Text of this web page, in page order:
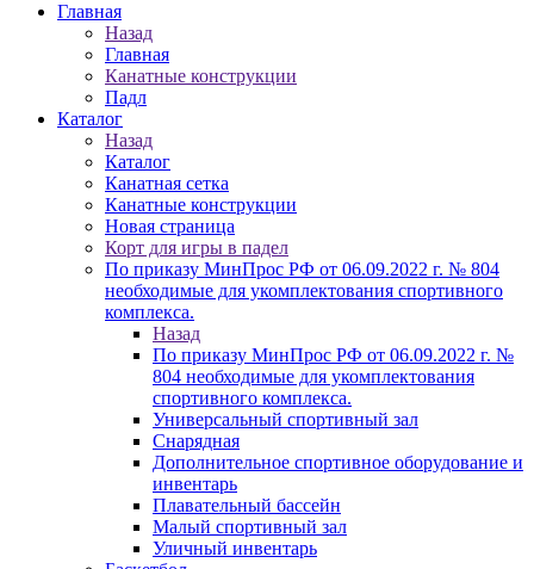
Главная
Назад
Главная
Канатные конструкции
Падл
Каталог
Назад
Каталог
Канатная сетка
Канатные конструкции
Новая страница
Корт для игры в падел
По приказу МинПрос РФ от 06.09.2022 г. № 804
необходимые для укомплектования спортивного
комплекса.
Назад
По приказу МинПрос РФ от 06.09.2022 г. №
804 необходимые для укомплектования
спортивного комплекса.
Универсальный спортивный зал
Снарядная
Дополнительное спортивное оборудование и
инвентарь
Плавательный бассейн
Малый спортивный зал
Уличный инвентарь